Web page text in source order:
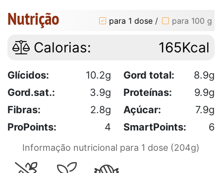
Nutrição para 1 dose / para 100 g
Calorias: 165Kcal
Glícidos: 10.2g Gord total:
8.9g
Gord.sat.:
3.9g Proteínas:
9.9g
Fibras:
2.8g Açúcar:
7.9g
ProPoints:
4 SmartPoints: 6
Informação nutricional para 1 dose (204g)